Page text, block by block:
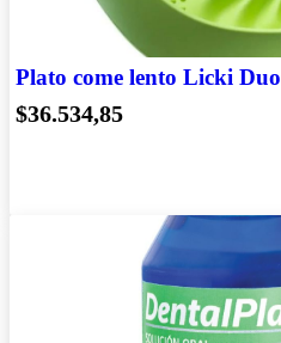
Plato come lento Licki Duo
$36.534,85